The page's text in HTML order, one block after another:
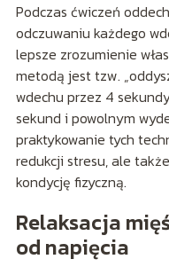
Podczas ćwiczeń
odczuwaniu każdego
lepsze zrozumienie
metodą jest tzw.
wdechu przez 4
sekund i powolnym
praktykowanie tych
redukcji stresu, ale
kondycję fizyczną.
Relaksacja
od napięcia